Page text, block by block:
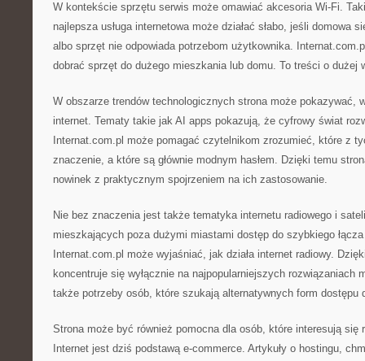
W kontekście sprzętu serwis może omawiać akcesoria Wi-Fi.
najlepsza usługa internetowa może działać słabo, jeśli domowa
albo sprzęt nie odpowiada potrzebom użytkownika.
dobrać sprzęt do dużego mieszkania lub domu. To treści o dużej
W obszarze trendów technologicznych strona może pokazywać,
internet. Tematy takie jak AI apps pokazują, że cyfrowy świat
Internat.com.pl może pomagać czytelnikom zrozumieć, które z
znaczenie, a które są głównie modnym hasłem. Dzięki temu
nowinek z praktycznym spojrzeniem na ich zastosowanie.
Nie bez znaczenia jest także tematyka internetu radiowego i
mieszkających poza dużymi miastami dostęp do szybkiego
Internat.com.pl może wyjaśniać, jak działa internet radiowy.
koncentruje się wyłącznie na najpopularniejszych rozwiązaniach
także potrzeby osób, które szukają alternatywnych form dostępu
Strona może być również pomocna dla osób, które interesują się
Internet jest dziś podstawą e-commerce. Artykuły o hostingu,